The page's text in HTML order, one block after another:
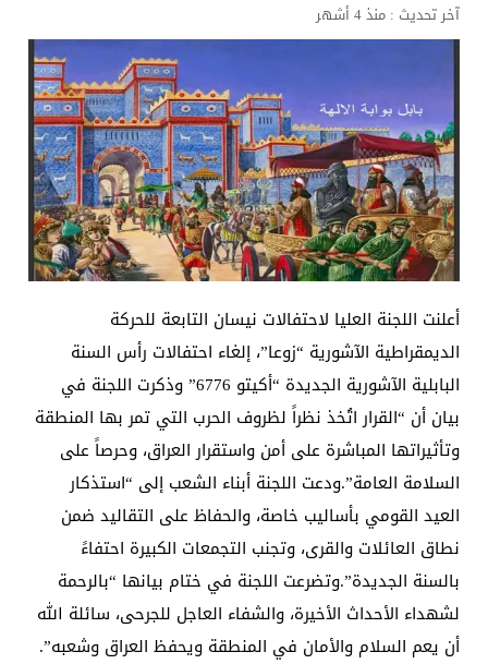
آخر تحديث :منذ 4 أشهر
أعلنت اللجنة العليا لاحتفالات نيسان التابعة للحركة
الديمقراطية الآشورية “زوعا”، إلغاء احتفالات رأس السنة
البابلية الآشورية الجديدة “أكيتو 6776” وذكرت اللجنة في
بيان أن “القرار اتُخذ نظراً لظروف الحرب التي تمر بها المنطقة
وتأثيراتها المباشرة على أمن واستقرار العراق، وحرصاً على
السلامة العامة”.ودعت اللجنة أبناء الشعب إلى “استذكار
العيد القومي بأساليب خاصة، والحفاظ على التقاليد ضمن
نطاق العائلات والقرى، وتجنب التجمعات الكبيرة احتفاءً
بالسنة الجديدة”.وتضرعت اللجنة في ختام بيانها “بالرحمة
لشهداء الأحداث الأخيرة، والشفاء العاجل للجرحى، سائلة الله
أن يعم السلام والأمان في المنطقة ويحفظ العراق وشعبه”.